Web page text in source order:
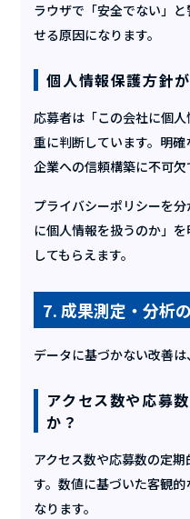
ラウザで「安全でない」
せる原因になります。
個人情報保護方針
応募者は「この会社に個
重に判断しています。明確
企業への信頼構築に不可欠
プライバシーポリシーを
に個人情報を扱うのか」
してもらえます。
7. 成果測定・分析
データに基づかない改善は
アクセス数や応募
か？
アクセス数や応募数の定
す。数値に基づいた客観
なります。